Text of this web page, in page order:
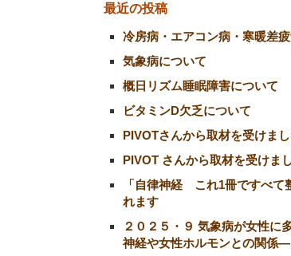
最近の投稿
冷房病・エアコン病・寒暖差
気象病について
概日リズム睡眠障害について
ビタミンD欠乏について
PIVOTさんから取材を受けま
PIVOT さんから取材を受けま
「自律神経 これ1冊ですべて
れます
２０２５・９ 気象病が女性に
神経や女性ホルモンとの関係―